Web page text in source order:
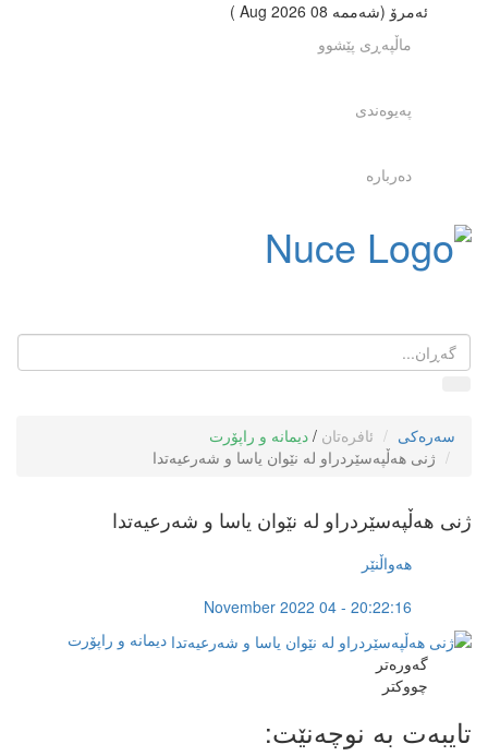
ئەمرۆ (شەممە 08 2026 Aug )
ماڵپەڕی پێشوو
پەیوەندی
دەربارە
Navigation
سەرەکی ئافرەتان / دیمانە و راپۆرت
ژنى هەڵپەسێردراو لە نێوان یاسا و شەرعیەتدا
ژنى هەڵپەسێردراو لە نێوان یاسا و شەرعیەتدا
هەواڵنێر
November 2022 04 - 20:22:16
دیمانە و راپۆرت
گەورەتر
چووکتر
تایبەت بە نوچەنێت: